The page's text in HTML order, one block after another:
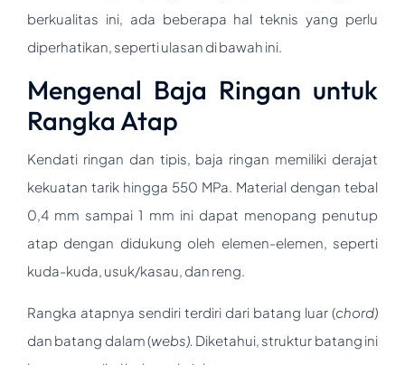
berkualitas ini, ada beberapa hal teknis yang perlu
diperhatikan, seperti ulasan di bawah ini.
Mengenal Baja Ringan untuk
Rangka Atap
Kendati ringan dan tipis, baja ringan memiliki derajat
kekuatan tarik hingga 550 MPa. Material dengan tebal
0,4 mm sampai 1 mm ini dapat menopang penutup
atap dengan didukung oleh elemen-elemen, seperti
kuda-kuda, usuk/kasau, dan reng.
Rangka atapnya sendiri terdiri dari batang luar (chord)
dan batang dalam (webs). Diketahui, struktur batang ini